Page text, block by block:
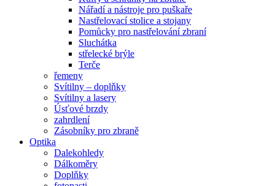
Nářadí a nástroje pro puškaře
Nastřelovací stolice a stojany
Pomůcky pro nastřelování zbraní
Sluchátka
střelecké brýle
Terče
řemeny
Svítilny – doplňky
Svítilny a lasery
Úsťové brzdy
zahrdlení
Zásobníky pro zbraně
Optika
Dalekohledy
Dálkoměry
Doplňky